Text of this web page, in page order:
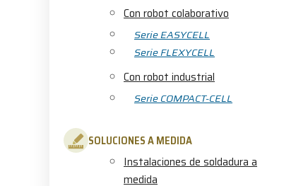
Con robot colaborativo
Serie EASYCELL
Serie FLEXYCELL
Con robot industrial
Serie COMPACT-CELL
SOLUCIONES A MEDIDA
Instalaciones de soldadura a
medida